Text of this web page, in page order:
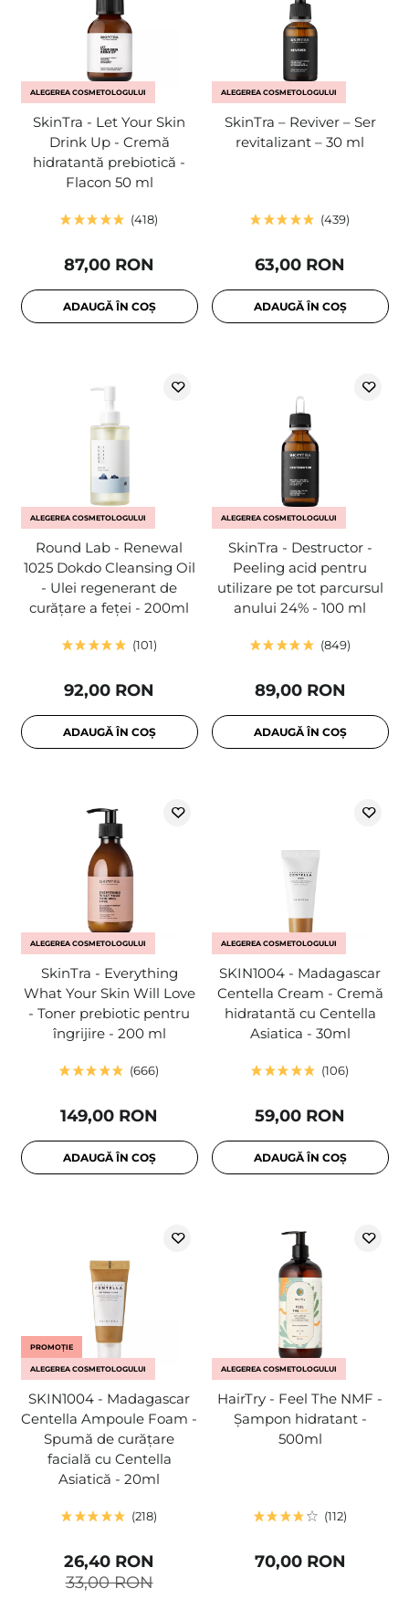
ALEGEREA COSMETOLOGULUI
SkinTra - Let Your Skin
Drink Up - Cremă
hidratantă prebiotică -
Flacon 50 ml
418
87,00 RON
ADAUGĂ ÎN COȘ
ALEGEREA COSMETOLOGULUI
SkinTra – Reviver – Ser
revitalizant – 30 ml
439
63,00 RON
ADAUGĂ ÎN COȘ
ALEGEREA COSMETOLOGULUI
Round Lab - Renewal
1025 Dokdo Cleansing Oil
- Ulei regenerant de
curățare a feței - 200ml
101
92,00 RON
ADAUGĂ ÎN COȘ
ALEGEREA COSMETOLOGULUI
SkinTra - Destructor -
Peeling acid pentru
utilizare pe tot parcursul
anului 24% - 100 ml
849
89,00 RON
ADAUGĂ ÎN COȘ
ALEGEREA COSMETOLOGULUI
SkinTra - Everything
What Your Skin Will Love
- Toner prebiotic pentru
îngrijire - 200 ml
666
149,00 RON
ADAUGĂ ÎN COȘ
ALEGEREA COSMETOLOGULUI
SKIN1004 - Madagascar
Centella Cream - Cremă
hidratantă cu Centella
Asiatica - 30ml
106
59,00 RON
ADAUGĂ ÎN COȘ
PROMOȚIE
ALEGEREA COSMETOLOGULUI
SKIN1004 - Madagascar
Centella Ampoule Foam -
Spumă de curățare
facială cu Centella
Asiatică - 20ml
218
33,00 RON
26,40 RON
ALEGEREA COSMETOLOGULUI
HairTry - Feel The NMF -
Șampon hidratant -
500ml
112
70,00 RON